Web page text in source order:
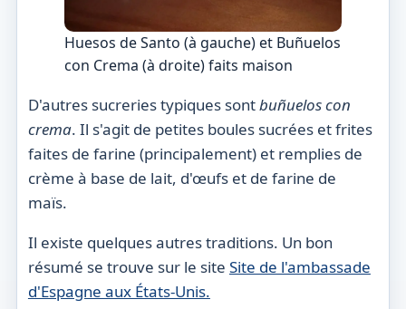
Huesos de Santo (à gauche) et Buñuelos
con Crema (à droite) faits maison
D'autres sucreries typiques sontbuñuelos con
crema. Il s'agit de petites boules sucrées et frites
faites de farine (principalement) et remplies de
crème à base de lait, d'œufs et de farine de
maïs.
Il existe quelques autres traditions. Un bon
résumé se trouve sur le site Site de l'ambassade
d'Espagne aux États-Unis.